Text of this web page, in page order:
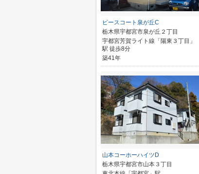
ピースコート泉が丘C
栃木県宇都宮市泉が丘２丁目
宇都宮芳賀ライト線「陽東３丁目」
駅 徒歩8分
築41年
山本コーホーハイツD
栃木県宇都宮市山本３丁目